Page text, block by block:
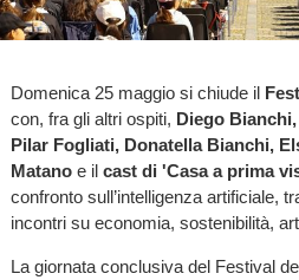
Domenica 25 maggio si chiude il
con, fra gli altri ospiti, Diego
Pilar Fogliati, Donatella Bianchi,
Matano e il cast di 'Casa a prima
confronto sull’intelligenza artificiale,
incontri su economia, sostenibilità,
La giornata conclusiva del Festival